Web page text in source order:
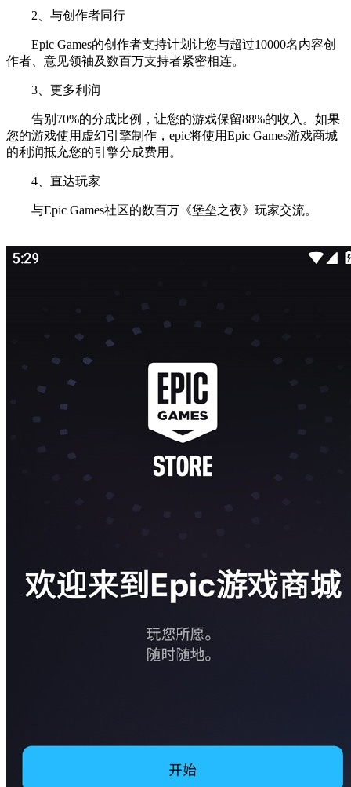
2、与创作者同行
Epic Games的创作者支持计划让您与超过10000名内容创
作者、意见领袖及数百万支持者紧密相连。
3、更多利润
告别70%的分成比例，让您的游戏保留88%的收入。如果
您的游戏使用虚幻引擎制作，epic将使用Epic Games游戏商城
的利润抵充您的引擎分成费用。
4、直达玩家
与Epic Games社区的数百万《堡垒之夜》玩家交流。